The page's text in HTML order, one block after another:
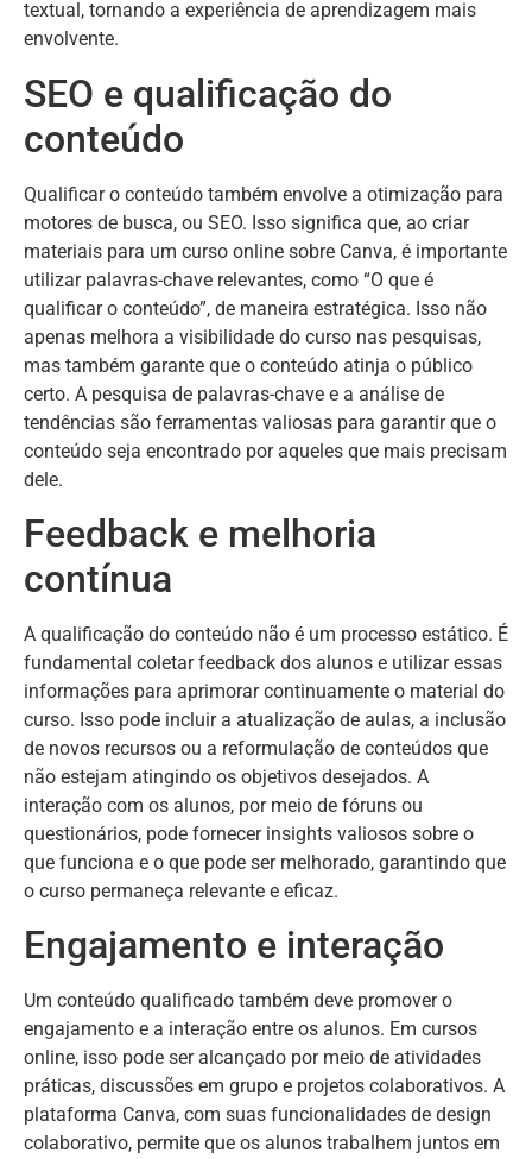
textual, tornando a experiência de aprendizagem mais
envolvente.
SEO e qualificação do
conteúdo
Qualificar o conteúdo também envolve a otimização para
motores de busca, ou SEO. Isso significa que, ao criar
materiais para um curso online sobre Canva, é importante
utilizar palavras-chave relevantes, como “O que é
qualificar o conteúdo”, de maneira estratégica. Isso não
apenas melhora a visibilidade do curso nas pesquisas,
mas também garante que o conteúdo atinja o público
certo. A pesquisa de palavras-chave e a análise de
tendências são ferramentas valiosas para garantir que o
conteúdo seja encontrado por aqueles que mais precisam
dele.
Feedback e melhoria
contínua
A qualificação do conteúdo não é um processo estático. É
fundamental coletar feedback dos alunos e utilizar essas
informações para aprimorar continuamente o material do
curso. Isso pode incluir a atualização de aulas, a inclusão
de novos recursos ou a reformulação de conteúdos que
não estejam atingindo os objetivos desejados. A
interação com os alunos, por meio de fóruns ou
questionários, pode fornecer insights valiosos sobre o
que funciona e o que pode ser melhorado, garantindo que
o curso permaneça relevante e eficaz.
Engajamento e interação
Um conteúdo qualificado também deve promover o
engajamento e a interação entre os alunos. Em cursos
online, isso pode ser alcançado por meio de atividades
práticas, discussões em grupo e projetos colaborativos. A
plataforma Canva, com suas funcionalidades de design
colaborativo, permite que os alunos trabalhem juntos em